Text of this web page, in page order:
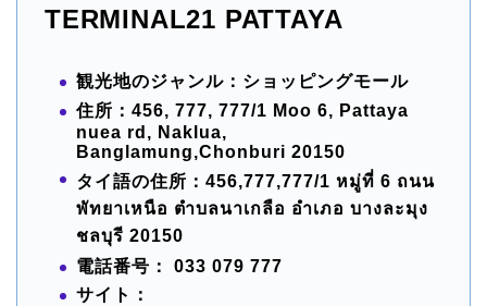
TERMINAL21 PATTAYA
観光地のジャンル：ショッピングモール
住所：456, 777, 777/1 Moo 6, Pattaya
nuea rd, Naklua,
Banglamung,Chonburi 20150
タイ語の住所：456,777,777/1 หมู่ที่ 6 ถนน
พัทยาเหนือ ตำบลนาเกลือ อำเภอ บางละมุง
ชลบุรี 20150
電話番号： 033 079 777
サイト：